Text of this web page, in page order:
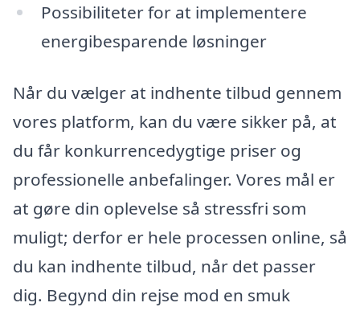
Possibiliteter for at implementere
energibesparende løsninger
Når du vælger at indhente tilbud gennem
vores platform, kan du være sikker på, at
du får konkurrencedygtige priser og
professionelle anbefalinger. Vores mål er
at gøre din oplevelse så stressfri som
muligt; derfor er hele processen online, så
du kan indhente tilbud, når det passer
dig. Begynd din rejse mod en smuk